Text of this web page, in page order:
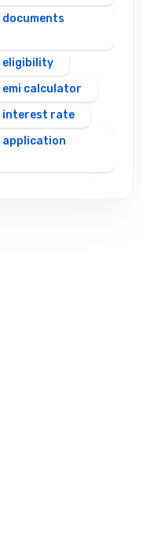
eligibility
emi calculator
interest rate
application